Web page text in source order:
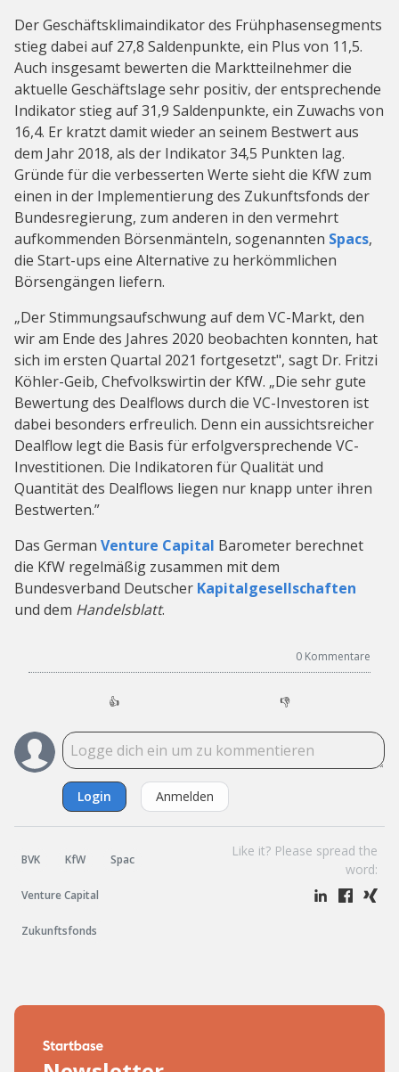
Der Geschäftsklimaindikator des Frühphasensegments
stieg dabei auf 27,8 Saldenpunkte, ein Plus von 11,5.
Auch insgesamt bewerten die Marktteilnehmer die
aktuelle Geschäftslage sehr positiv, der entsprechende
Indikator stieg auf 31,9 Saldenpunkte, ein Zuwachs von
16,4. Er kratzt damit wieder an seinem Bestwert aus
dem Jahr 2018, als der Indikator 34,5 Punkten lag.
Gründe für die verbesserten Werte sieht die KfW zum
einen in der Implementierung des Zukunftsfonds der
Bundesregierung, zum anderen in den vermehrt
aufkommenden Börsenmänteln, sogenannten Spacs,
die Start-ups eine Alternative zu herkömmlichen
Börsengängen liefern.
„Der Stimmungsaufschwung auf dem VC-Markt, den
wir am Ende des Jahres 2020 beobachten konnten, hat
sich im ersten Quartal 2021 fortgesetzt", sagt Dr. Fritzi
Köhler-Geib, Chefvolkswirtin der KfW. „Die sehr gute
Bewertung des Dealflows durch die VC-Investoren ist
dabei besonders erfreulich. Denn ein aussichtsreicher
Dealflow legt die Basis für erfolgversprechende VC-
Investitionen. Die Indikatoren für Qualität und
Quantität des Dealflows liegen nur knapp unter ihren
Bestwerten.”
Das German Venture Capital Barometer berechnet
die KfW regelmäßig zusammen mit dem
Bundesverband Deutscher Kapitalgesellschaften
und dem Handelsblatt.
0 Kommentare
👍 👎
Login Anmelden
BVK KfW Spac
Venture Capital
Zukunftsfonds
Like it? Please spread the
word: